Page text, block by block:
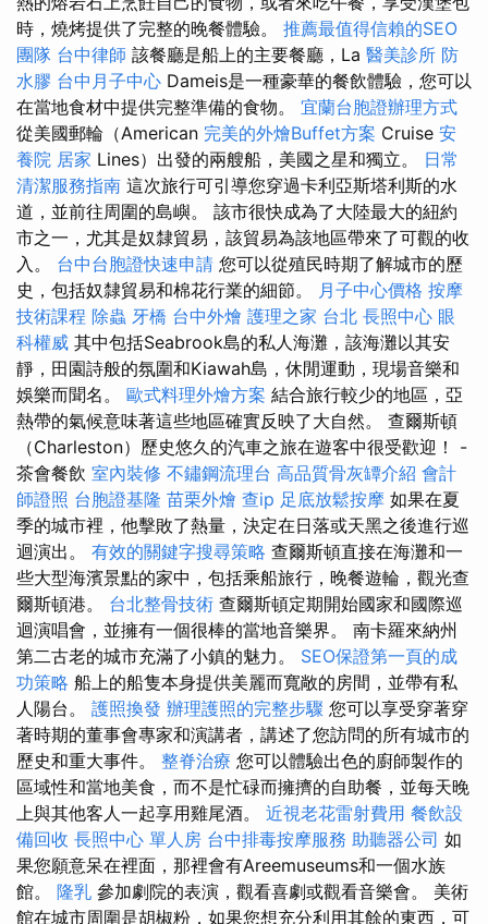
時，燒烤提供了完整的晚餐體驗。 推薦最值得信賴的SEO
團隊 台中律師 該餐廳是船上的主要餐廳，La 醫美診所 防
水膠 台中月子中心 Dameis是一種豪華的餐飲體驗，您可以
在當地食材中提供完整準備的食物。 宜蘭台胞證辦理方式
從美國郵輪（American 完美的外燴Buffet方案 Cruise 安
養院 居家 Lines）出發的兩艘船，美國之星和獨立。 日常
清潔服務指南 這次旅行可引導您穿過卡利亞斯塔利斯的水
道，並前往周圍的島嶼。 該市很快成為了大陸最大的紐約
市之一，尤其是奴隸貿易，該貿易為該地區帶來了可觀的收
入。 台中台胞證快速申請 您可以從殖民時期了解城市的歷
史，包括奴隸貿易和棉花行業的細節。 月子中心價格 按摩
技術課程 除蟲 牙橋 台中外燴 護理之家 台北 長照中心 眼
科權威 其中包括Seabrook島的私人海灘，該海灘以其安
靜，田園詩般的氛圍和Kiawah島，休閒運動，現場音樂和
娛樂而聞名。 歐式料理外燴方案 結合旅行較少的地區，亞
熱帶的氣候意味著這些地區確實反映了大自然。 查爾斯頓
（Charleston）歷史悠久的汽車之旅在遊客中很受歡迎！ -
茶會餐飲 室內裝修 不鏽鋼流理台 高品質骨灰罈介紹 會計
師證照 台胞證基隆 苗栗外燴 查ip 足底放鬆按摩 如果在夏
季的城市裡，他擊敗了熱量，決定在日落或天黑之後進行巡
迴演出。 有效的關鍵字搜尋策略 查爾斯頓直接在海灘和一
些大型海濱景點的家中，包括乘船旅行，晚餐遊輪，觀光查
爾斯頓港。 台北整骨技術 查爾斯頓定期開始國家和國際巡
迴演唱會，並擁有一個很棒的當地音樂界。 南卡羅來納州
第二古老的城市充滿了小鎮的魅力。 SEO保證第一頁的成
功策略 船上的船隻本身提供美麗而寬敞的房間，並帶有私
人陽台。 護照換發 辦理護照的完整步驟 您可以享受穿著穿
著時期的董事會專家和演講者，講述了您訪問的所有城市的
歷史和重大事件。 整脊治療 您可以體驗出色的廚師製作的
區域性和當地美食，而不是忙碌而擁擠的自助餐，並每天晚
上與其他客人一起享用雞尾酒。 近視老花雷射費用 餐飲設
備回收 長照中心 單人房 台中排毒按摩服務 助聽器公司 如
果您願意呆在裡面，那裡會有Areemuseums和一個水族
館。 隆乳 參加劇院的表演，觀看喜劇或觀看音樂會。 美術
館在城市周圍是胡椒粉，如果您想充分利用其餘的東西，可